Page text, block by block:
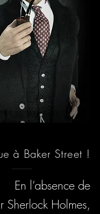
à Baker Street !
En l’absence de
Sherlock Holmes,